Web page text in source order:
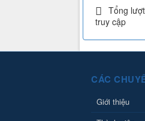
Tổng lượt
truy cập
CÁC
Giới thiệu